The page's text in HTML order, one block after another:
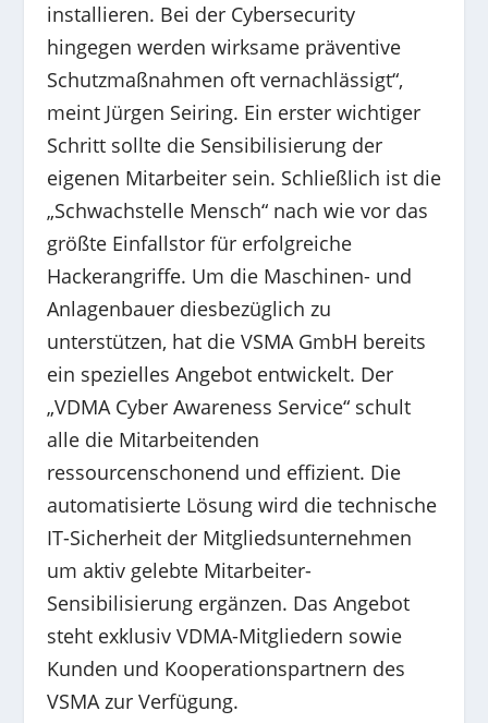
installieren. Bei der Cybersecurity
hingegen werden wirksame präventive
Schutzmaßnahmen oft vernachlässigt“,
meint Jürgen Seiring. Ein erster wichtiger
Schritt sollte die Sensibilisierung der
eigenen Mitarbeiter sein. Schließlich ist die
„Schwachstelle Mensch“ nach wie vor das
größte Einfallstor für erfolgreiche
Hackerangriffe. Um die Maschinen- und
Anlagenbauer diesbezüglich zu
unterstützen, hat die VSMA GmbH bereits
ein spezielles Angebot entwickelt. Der
„VDMA Cyber Awareness Service“ schult
alle die Mitarbeitenden
ressourcenschonend und effizient. Die
automatisierte Lösung wird die technische
IT-Sicherheit der Mitgliedsunternehmen
um aktiv gelebte Mitarbeiter-
Sensibilisierung ergänzen. Das Angebot
steht exklusiv VDMA-Mitgliedern sowie
Kunden und Kooperationspartnern des
VSMA zur Verfügung.